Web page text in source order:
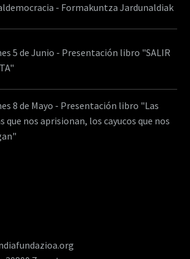
- Formakuntza Jardunaldiak
5 de Junio - Presentación libro "SALIR
8 de Mayo - Presentación libro "Las
que nos aprisionan, los cayucos que nos